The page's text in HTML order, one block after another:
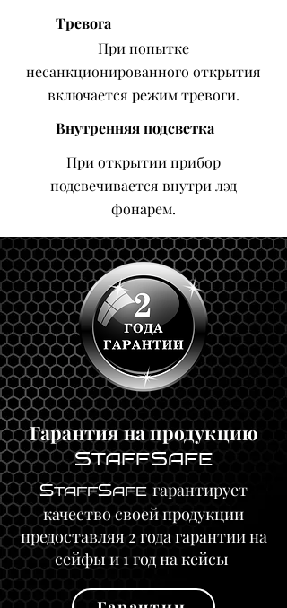
Тревога
При попытке
несанкционированного открытия
включается режим тревоги.
Внутренняя подсветка
При открытии прибор
подсвечивается внутри лэд
фонарем.
Гарантия на продукцию
STAFFSAFE
STAFFSAFE гарантирует
качество своей продукции
предоставляя 2 года гарантии на
сейфы и 1 год на кейсы